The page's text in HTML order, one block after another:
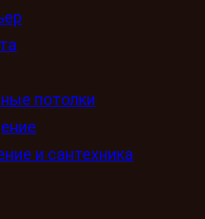
потолки
и сантехника